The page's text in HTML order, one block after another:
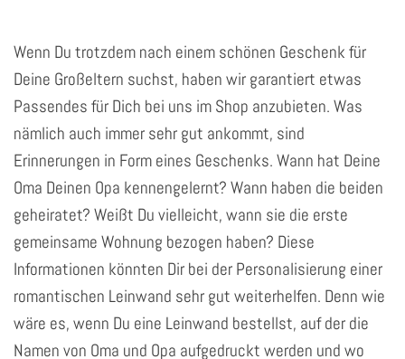
Wenn Du trotzdem nach einem schönen Geschenk für
Deine Großeltern suchst, haben wir garantiert etwas
Passendes für Dich bei uns im Shop anzubieten. Was
nämlich auch immer sehr gut ankommt, sind
Erinnerungen in Form eines Geschenks. Wann hat Deine
Oma Deinen Opa kennengelernt? Wann haben die beiden
geheiratet? Weißt Du vielleicht, wann sie die erste
gemeinsame Wohnung bezogen haben? Diese
Informationen könnten Dir bei der Personalisierung einer
romantischen Leinwand sehr gut weiterhelfen. Denn wie
wäre es, wenn Du eine Leinwand bestellst, auf der die
Namen von Oma und Opa aufgedruckt werden und wo